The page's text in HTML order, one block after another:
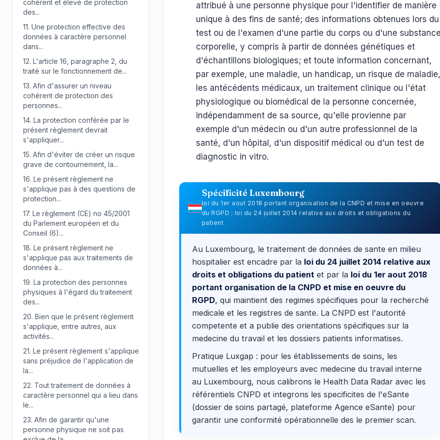
cohérent et élevé de protection
des...
11. Une protection effective des
données à caractère personnel
dans...
12. L'article 16, paragraphe 2, du
traité sur le fonctionnement de...
13. Afin d'assurer un niveau
cohérent de protection des
personnes...
14. La protection conférée par le
présent règlement devrait
s'appliquer...
15. Afin d'éviter de créer un risque
grave de contournement, la...
16. Le présent règlement ne
s'applique pas à des questions de
protection...
17. Le règlement (CE) no 45/2001
du Parlement européen et du
Conseil (6)...
18. Le présent règlement ne
s'applique pas aux traitements de
données à...
19. La protection des personnes
physiques à l'égard du traitement
des...
20. Bien que le présent règlement
s'applique, entre autres, aux
activités...
21. Le présent règlement s'applique
sans préjudice de l'application de
la...
22. Tout traitement de données à
caractère personnel qui a lieu dans
le...
23. Afin de garantir qu'une
personne physique ne soit pas
attribué à une personne physique pour l'identifier de manière
unique à des fins de santé; des informations obtenues lors du
test ou de l'examen d'une partie du corps ou d'une
corporelle, y compris à partir de données génétiques et
d'échantillons biologiques; et toute information concernant,
par exemple, une maladie, un handicap, un risque de maladie,
les antécédents médicaux, un traitement clinique ou l'état
physiologique ou biomédical de la personne concernée,
indépendamment de sa source, qu'elle provienne par
exemple d'un médecin ou d'un autre professionnel de la
santé, d'un hôpital, d'un dispositif médical ou d'un test de
diagnostic in vitro.
Spécificité Luxembourg
loi du 1er aout 2018 portant organisation de la CNPD et mise en oeuvre
du RGPD ; loi du 24 juillet 2014 relative aux droits et obligations du
patient
Au Luxembourg, le traitement de données de sante en milieu
hospitalier est encadre par la loi du 24 juillet 2014 relative aux
droits et obligations du patient et par la loi du 1er aout 2018
portant organisation de la CNPD et mise en oeuvre du
RGPD, qui maintient des regimes spécifiques pour la recherché
medicale et les registres de sante. La CNPD est l'autorité
competente et a publie des orientations spécifiques sur la
medecine du travail et les dossiers patients informatises.
Pratique Luxgap : pour les établissements de soins, les
mutuelles et les employeurs avec medecine du travail interne
au Luxembourg, nous calibrons le Health Data Radar avec les
référentiels CNPD et integrons les specificites de l'eSante
(dossier de soins partagé, plateforme Agence eSante) pour
garantir une conformité opérationnelle des le premier scan.